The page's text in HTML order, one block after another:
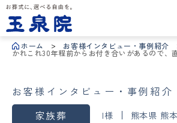
お葬式に、選べる自由を。玉泉院
ホーム お客様インタビュー・事例紹介
かれこれ30年程前からお付き合いがあるので、
お客様インタビュー・事例紹介
家族葬
I様 熊本県 熊